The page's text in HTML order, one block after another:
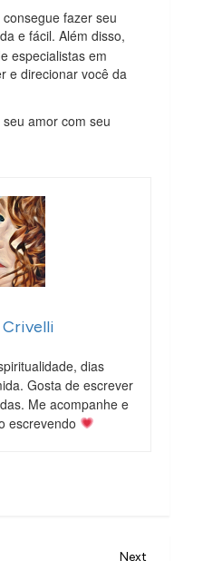
fazer seu
e fácil. Além disso,
especialistas em
e direcionar você da
amor com seu
dias
Gosta de escrever
Me acompanhe e
escrevendo
Next
Next